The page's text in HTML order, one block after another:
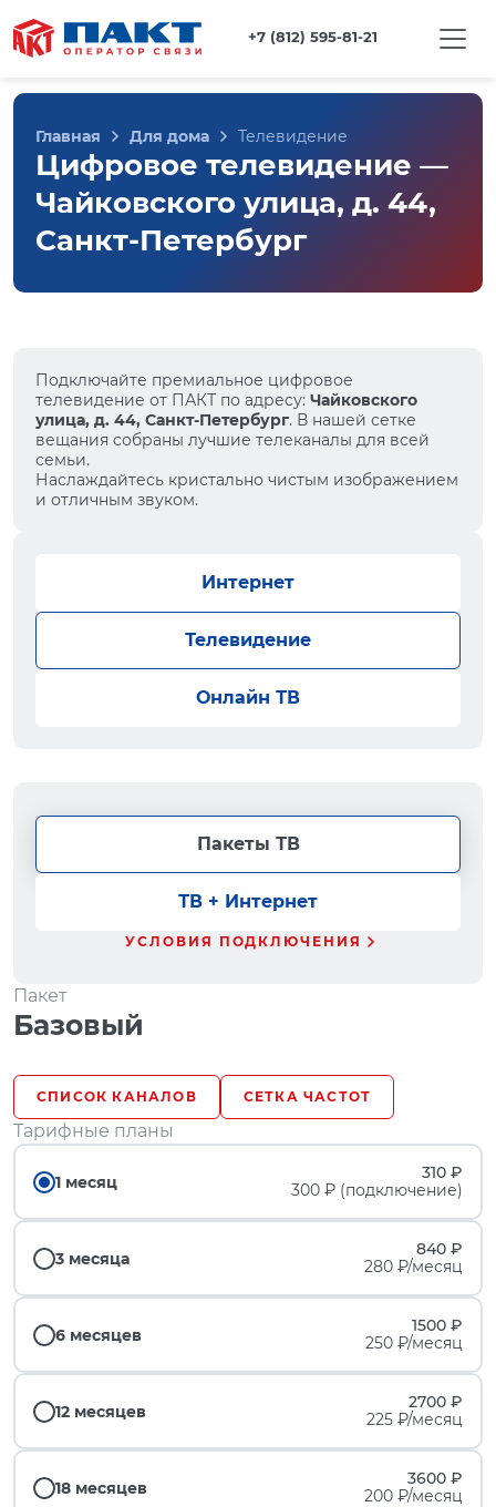
+7 (812) 595-81-21
Главная Для дома Телевидение
Цифровое телевидение —
Чайковского улица, д. 44,
Санкт-Петербург
Подключайте премиальное цифровое
телевидение от ПАКТ по адресу: Чайковского
улица, д. 44, Санкт-Петербург. В нашей сетке
вещания собраны лучшие телеканалы для всей
семьи.
Наслаждайтесь кристально чистым изображением
и отличным звуком.
Интернет
Телевидение
Онлайн ТВ
Пакеты ТВ
ТВ + Интернет
УСЛОВИЯ ПОДКЛЮЧЕНИЯ
Пакет
Базовый
СПИСОК КАНАЛОВ СЕТКА ЧАСТОТ
Тарифные планы
1 месяц
310 ₽
300 ₽ (подключение)
3 месяца
840 ₽
280 ₽/месяц
6 месяцев
1500 ₽
250 ₽/месяц
12 месяцев
2700 ₽
225 ₽/месяц
18 месяцев
3600 ₽
200 ₽/месяц